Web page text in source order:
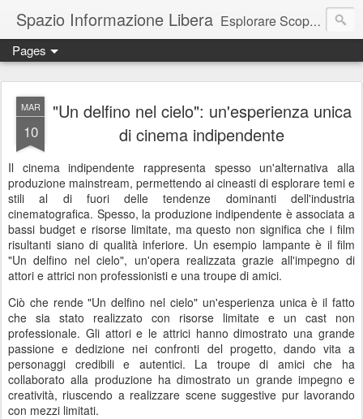
Spazio Informazione Libera Esplorare Scoprire Creare
Escursioni, viaggi, arte, tecnologia, attualità
Pages
MAR
10
"Un delfino nel cielo": un'esperienza unica
di cinema indipendente
Il cinema indipendente rappresenta spesso un'alternativa alla
produzione mainstream, permettendo ai cineasti di esplorare temi e
stili al di fuori delle tendenze dominanti dell'industria
cinematografica. Spesso, la produzione indipendente è associata a
bassi budget e risorse limitate, ma questo non significa che i film
risultanti siano di qualità inferiore. Un esempio lampante è il film
"Un delfino nel cielo", un'opera realizzata grazie all'impegno di
attori e attrici non professionisti e una troupe di amici.
Ciò che rende "Un delfino nel cielo" un'esperienza unica è il fatto
che sia stato realizzato con risorse limitate e un cast non
professionale. Gli attori e le attrici hanno dimostrato una grande
passione e dedizione nei confronti del progetto, dando vita a
personaggi credibili e autentici. La troupe di amici che ha
collaborato alla produzione ha dimostrato un grande impegno e
creatività, riuscendo a realizzare scene suggestive pur lavorando
con mezzi limitati.